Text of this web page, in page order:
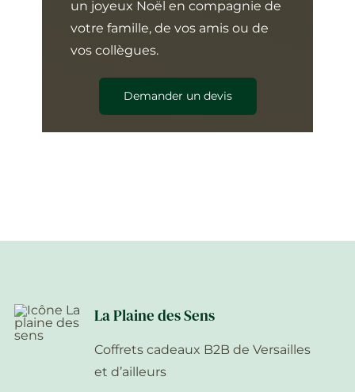
un joyeux Noël en compagnie de
votre famille, de vos amis ou de
vos collègues.
Demander un devis
La Plaine des Sens
Coffrets cadeaux B2B de Versailles
et d’ailleurs